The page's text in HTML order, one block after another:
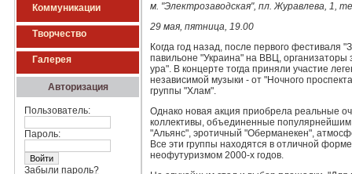
Коммуникации
Творчество
Галерея
Авторизация
Пользователь:
Пароль:
Забыли пароль?
м. "Электрозаводская", пл. Журавлева, 1,
29 мая, пятница, 19.00
Когда год назад, после первого фестиваля
павильоне "Украина" на ВВЦ,
ура". В концерте тогда приняли участие
независимой музыки - от "Ночного
группы "Хлам".
Однако новая акция приобрела реальные
коллективы, объединенные
"Альянс", эротичный "Оберманекен",
Все эти группы находятся в отличной
неофутуризмом 2000-х годов.